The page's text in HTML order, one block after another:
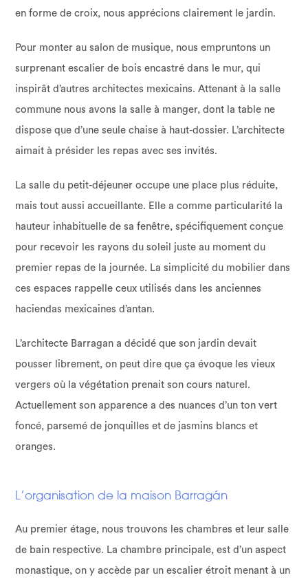
en forme de croix, nous apprécions clairement le jardin.
Pour monter au salon de musique, nous empruntons un
surprenant escalier de bois encastré dans le mur, qui
inspirât d’autres architectes mexicains. Attenant à la salle
commune nous avons la salle à manger, dont la table ne
dispose que d’une seule chaise à haut-dossier. L’architecte
aimait à présider les repas avec ses invités.
La salle du petit-déjeuner occupe une place plus réduite,
mais tout aussi accueillante. Elle a comme particularité la
hauteur inhabituelle de sa fenêtre, spécifiquement conçue
pour recevoir les rayons du soleil juste au moment du
premier repas de la journée. La simplicité du mobilier dans
ces espaces rappelle ceux utilisés dans les anciennes
haciendas mexicaines d’antan.
L’architecte Barragan a décidé que son jardin devait
pousser librement, on peut dire que ça évoque les vieux
vergers où la végétation prenait son cours naturel.
Actuellement son apparence a des nuances d’un ton vert
foncé, parsemé de jonquilles et de jasmins blancs et
oranges.
L’organisation de la maison Barragán
Au premier étage, nous trouvons les chambres et leur salle
de bain respective. La chambre principale, est d’un aspect
monastique, on y accède par un escalier étroit menant à un